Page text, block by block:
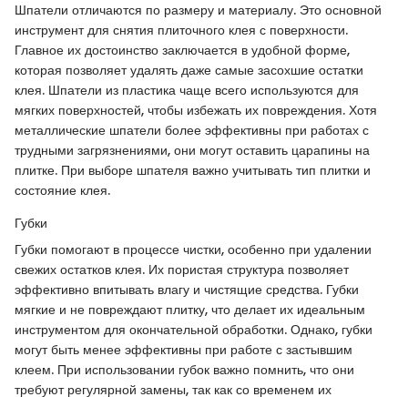
Шпатели отличаются по размеру и материалу. Это основной
инструмент для снятия плиточного клея с поверхности.
Главное их достоинство заключается в удобной форме,
которая позволяет удалять даже самые засохшие остатки
клея. Шпатели из пластика чаще всего используются для
мягких поверхностей, чтобы избежать их повреждения. Хотя
металлические шпатели более эффективны при работах с
трудными загрязнениями, они могут оставить царапины на
плитке. При выборе шпателя важно учитывать тип плитки и
состояние клея.
Губки
Губки помогают в процессе чистки, особенно при удалении
свежих остатков клея. Их пористая структура позволяет
эффективно впитывать влагу и чистящие средства. Губки
мягкие и не повреждают плитку, что делает их идеальным
инструментом для окончательной обработки. Однако, губки
могут быть менее эффективны при работе с застывшим
клеем. При использовании губок важно помнить, что они
требуют регулярной замены, так как со временем их